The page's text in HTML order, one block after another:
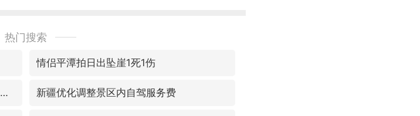
热门搜索
情侣平潭拍日出坠崖1死1伤
微信又有新功能，你可以“撤回”你的撤回了！ 新疆优化调整景区内自驾服务费